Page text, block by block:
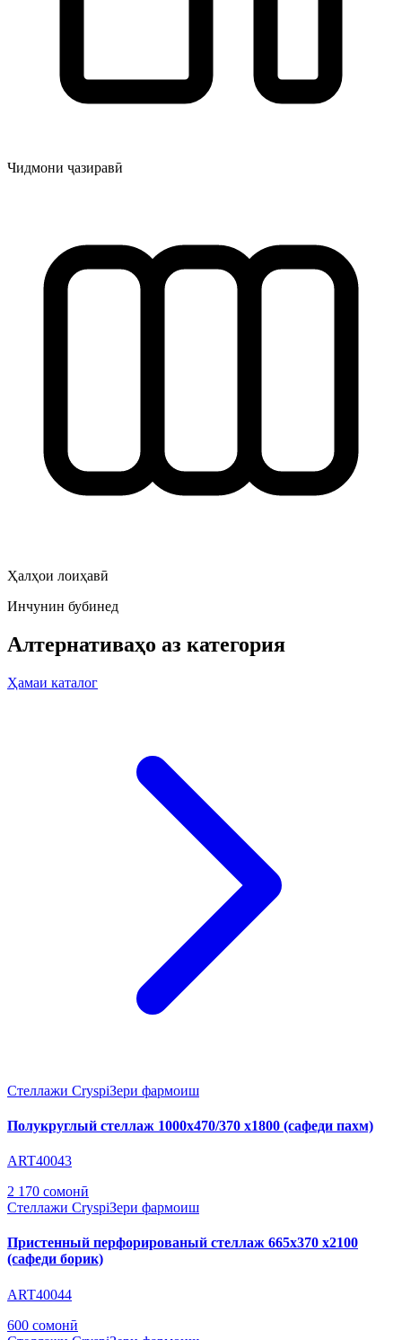
Чидмони ҷазиравӣ
Ҳалҳои лоиҳавӣ
Инчунин бубинед
Алтернативаҳо аз категория
Ҳамаи каталог
Стеллажи CryspiЗери фармоиш
Полукруглый стеллаж 1000х470/370 х1800 (сафеди пахм)
ART40043
2 170 сомонӣ
Стеллажи CryspiЗери фармоиш
Пристенный перфорированый стеллаж 665х370 х2100
(сафеди борик)
ART40044
600 сомонӣ